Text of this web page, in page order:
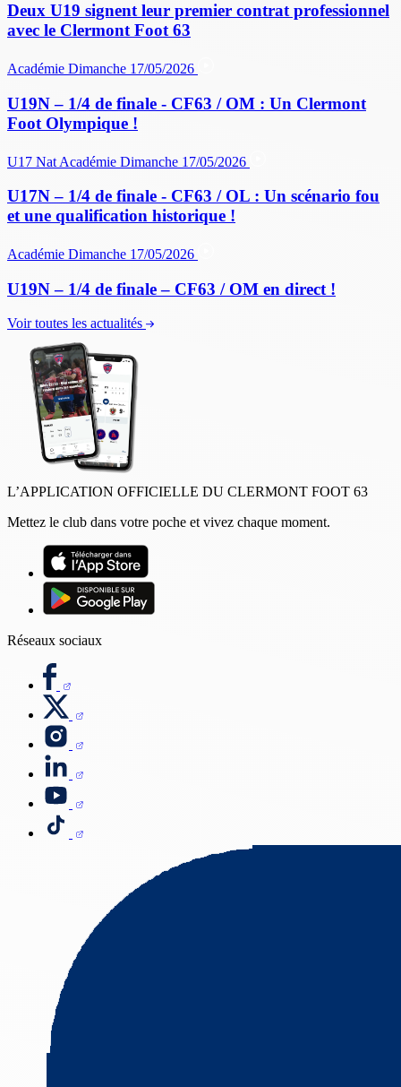
Deux U19 signent leur premier contrat professionnel
avec le Clermont Foot 63
Académie Dimanche 17/05/2026
U19N – 1/4 de finale - CF63 / OM : Un Clermont
Foot Olympique !
U17 Nat Académie Dimanche 17/05/2026
U17N – 1/4 de finale - CF63 / OL : Un scénario fou
et une qualification historique !
Académie Dimanche 17/05/2026
U19N – 1/4 de finale – CF63 / OM en direct !
Voir toutes les actualités
L’APPLICATION OFFICIELLE DU CLERMONT FOOT 63
Mettez le club dans votre poche et vivez chaque moment.
Réseaux sociaux